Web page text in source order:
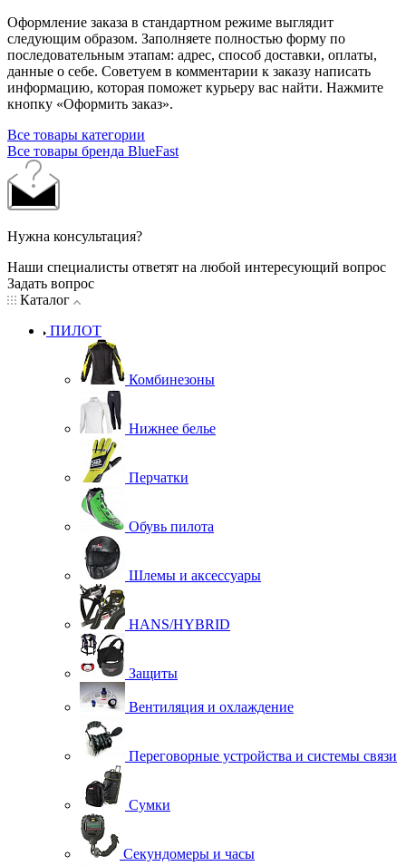
Оформление заказа в стандартном режиме выглядит
следующим образом. Заполняете полностью форму по
последовательным этапам: адрес, способ доставки, оплаты,
данные о себе. Советуем в комментарии к заказу написать
информацию, которая поможет курьеру вас найти. Нажмите
кнопку «Оформить заказ».
Все товары категории
Все товары бренда BlueFast
Нужна консультация?
Наши специалисты ответят на любой интересующий вопрос
Задать вопрос
Каталог
ПИЛОТ
Комбинезоны
Нижнее белье
Перчатки
Обувь пилота
Шлемы и аксессуары
HANS/HYBRID
Защиты
Вентиляция и охлаждение
Переговорные устройства и системы связи
Сумки
Секундомеры и часы